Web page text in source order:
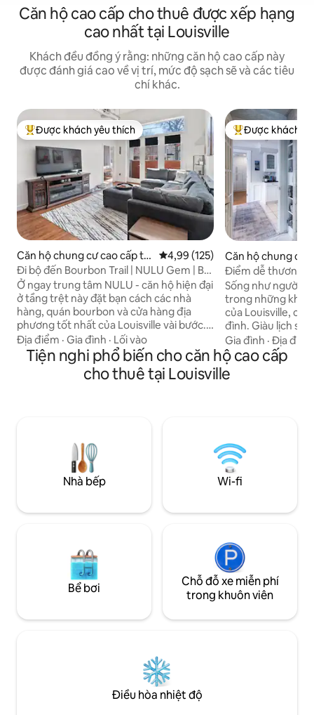
Căn hộ cao cấp cho thuê được xếp hạng
cao nhất tại Louisville
Khách đều đồng ý rằng: những căn hộ cao cấp này
được đánh giá cao về vị trí, mức độ sạch sẽ và các tiêu
chí khác.
Được khách yêu thích nhất
Được khách yêu thích
Căn hộ chung cư cao cấp tại
East Market District
Xếp hạng trung bình 4,99/5, 125
4,99 (125)
Đi bộ đến Bourbon Trail | NULU Gem | Bãi
đỗ xe có cổng
Ở ngay trung tâm NULU - căn hộ hiện đại
ở tầng trệt này đặt bạn cách các nhà
hàng, quán bourbon và cửa hàng địa
phương tốt nhất của Louisville vài bước.
Đi bộ đến các địa điểm yêu thích như
Angel's Envy và Rabbit Hole Distillery,
thưởng thức tất cả các bữa ăn NuLu hoặc
đi đến trung tâm thành phố trong vài
mình hoặc đi công tác, với bãi đậu xe có
cổng, Wi-Fi nhanh và mọi thứ cần thiết
cho thời gian lưu trú ngắn hoặc dài hạn.
Địa điểm · Gia đình · Lối vào
Được khách yêu
Được khách
Căn hộ chung cư
Saint Matthews
Điểm dễ thương! -
phương
Sống như người
trong những khu
của Louisville,
đình. Giàu lịch sử
các khu ăn uống,
dài từ tường này
vực sôi động này
quyến rũ, năng
quả là một không
cách chu đáo,
nghỉ dưỡng thực
Gia đình ·Địa
Tiện nghi phổ biến cho căn hộ cao cấp
cho thuê tại Louisville
Nhà bếp Wi-fi
Bể bơi
Chỗ đỗ xe miễn phí
trong khuôn viên
Điều hòa nhiệt độ